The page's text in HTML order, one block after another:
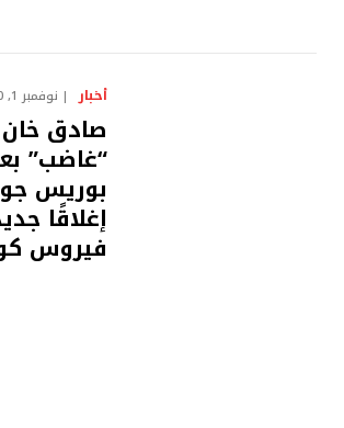
أخبار نوفمبر 1, 2020
صادق
“غاضب”
بوريس
إغلاقًا
فيروس